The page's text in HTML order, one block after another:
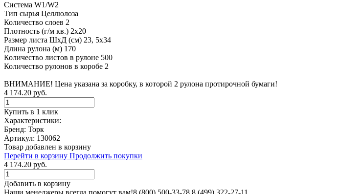
Система W1/W2
Тип сырья Целлюлоза
Количество слоев 2
Плотность (г/м кв.) 2х20
Размер листа ШхД (см) 23, 5х34
Длина рулона (м) 170
Количество листов в рулоне 500
Количество рулонов в коробе 2
ВНИМАНИЕ! Цена указана за коробку, в которой 2 рулона протирочной бумаги!
4 174.20 руб.
Купить в 1 клик
Характеристики:
Бренд: Торк
Артикул: 130062
Товар добавлен в корзину
Перейти в корзину Продолжить покупки
4 174.20 руб.
Добавить в корзину